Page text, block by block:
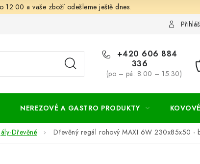
12:00 a vaše zboží odešleme ještě dnes.
Obchodní a dodací podmínky
+420 606 884
336
(po – pá: 8:00 – 15:30)
NEREZOVÉ A GASTRO PRODUKTY
Dřevěné Dřevěný regál rohový MAXI 6W 230x85x50 -